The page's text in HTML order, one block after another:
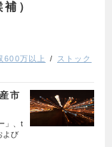
）
600万以上
ストック
市
」、t
よび